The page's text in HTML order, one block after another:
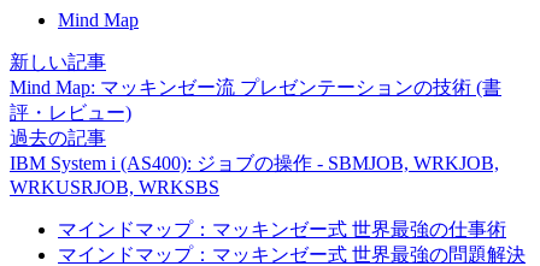
Mind Map
新しい記事
Mind Map: マッキンゼー流 プレゼンテーションの技術 (書
評・レビュー)
過去の記事
IBM System i (AS400): ジョブの操作 - SBMJOB, WRKJOB,
WRKUSRJOB, WRKSBS
マインドマップ：マッキンゼー式 世界最強の仕事術
マインドマップ：マッキンゼー式 世界最強の問題解決